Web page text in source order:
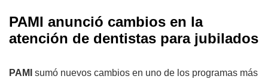
PAMI anunció cambios en la
atención de dentistas para jubilados
PAMI sumó nuevos cambios en uno de los programas más